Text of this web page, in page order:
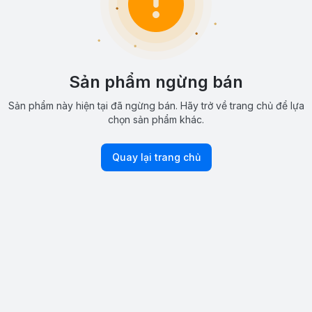
Sản phẩm ngừng bán
Sản phẩm này hiện tại đã ngừng bán. Hãy trở về trang chủ để lựa
chọn sản phẩm khác.
Quay lại trang chủ